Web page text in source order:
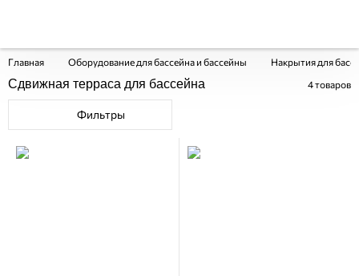
Главная Оборудование для бассейна и бассейны Накрытия для
Сдвижная терраса для бассейна 4товаров
Фильтры